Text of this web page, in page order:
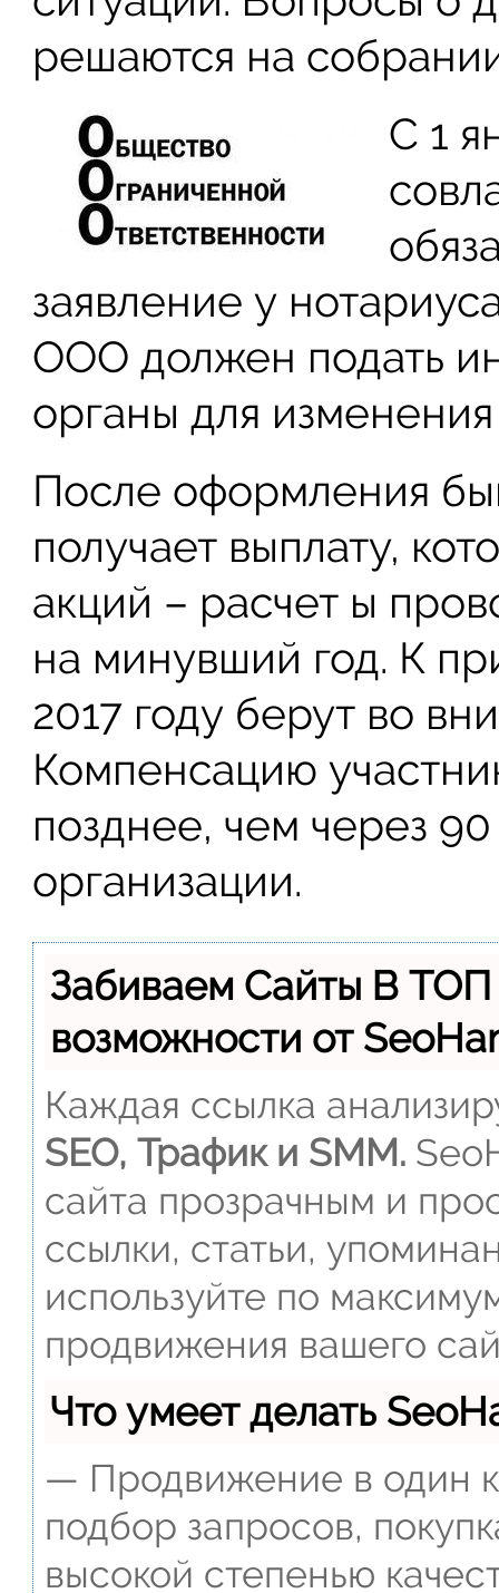
решаются на
С 1
заявление у
ООО должен подать
органы для
После оформления
получает выплату,
акций – расчет ы
на минувший год. К
2017 году берут во
Компенсацию
позднее, чем через
организации.
Забиваем Сайты В
возможности от
Каждая ссылка
SEO, Трафик и SMM.
сайта прозрачным и
ссылки, статьи,
используйте по
продвижения вашего
Что умеет делать
— Продвижение в один
подбор запросов,
высокой степенью